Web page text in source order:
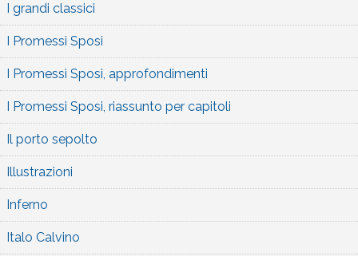
I grandi classici
I Promessi Sposi
I Promessi Sposi, approfondimenti
I Promessi Sposi, riassunto per capitoli
Il porto sepolto
Illustrazioni
Inferno
Italo Calvino